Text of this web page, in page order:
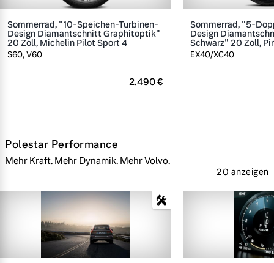
Sommerrad, "10-Speichen-Turbinen-
Design Diamantschnitt Graphitoptik"
20 Zoll, Michelin Pilot Sport 4
S60, V60
2.490 €
Sommerrad, "5-
Design
Schwarz" 20 Zoll,
EX40/XC40
Polestar Performance
Mehr Kraft. Mehr Dynamik. Mehr Volvo.
20 anzeigen